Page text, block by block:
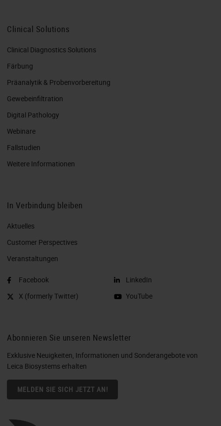
Clinical Solutions
Clinical Diagnostics Solutions
Färbung
Präanalytik & Probenvorbereitung
Gewebeinfiltration
Digital Pathology
Webinare
Fallstudien
Weitere Informationen
In Verbindung bleiben
Aktuelles
Customer Perspectives​
Veranstaltungen
Facebook
X (formerly Twitter)
LinkedIn
YouTube
Abonnieren Sie unseren Newsletter
Exklusive Neuigkeiten, Informationen und Sonderangebote von
Leica Biosystems erhalten
MELDEN SIE SICH JETZT AN!